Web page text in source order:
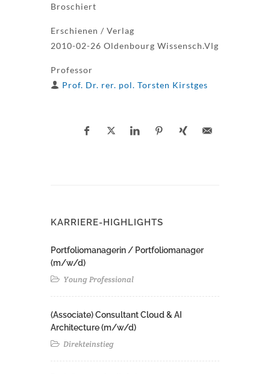
Broschiert
Erschienen / Verlag
2010-02-26 Oldenbourg Wissensch.Vlg
Professor
Prof. Dr. rer. pol. Torsten Kirstges
KARRIERE-HIGHLIGHTS
Portfoliomanagerin / Portfoliomanager
(m/w/d)
Young Professional
(Associate) Consultant Cloud & AI
Architecture (m/w/d)​ ​
Direkteinstieg